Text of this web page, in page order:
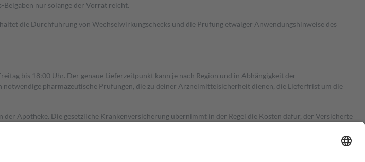
nur solange der Vorrat reicht.
die Durchführung von Wechselwirkungschecks und die Prüfung etwaiger Anwendungshinweise des
bis 18:00 Uhr. Der genaue Lieferzeitpunkt kann je nach Region und in Abhängigkeit der
pharmazeutische Prüfungen, die zu deiner Arzneimittelsicherheit dienen, die Lieferfrist um die
Apotheke. Die gesetzliche Krankenversicherung übernimmt in der Regel die Kosten dafür, der Versicherte
Es sind jedoch nie mehr als die tatsächlichen Kosten der Leistung